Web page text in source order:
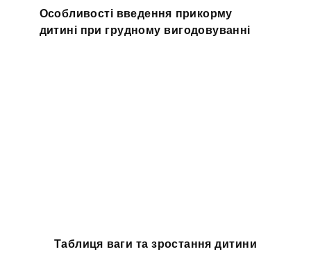
Особливості введення прикорму
дитині при грудному вигодовуванні
Таблиця ваги та зростання дитини